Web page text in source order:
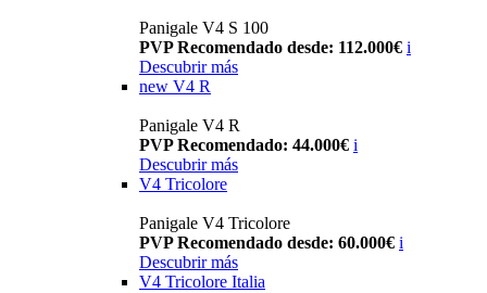
Panigale V4 S 100
PVP Recomendado desde: 112.000€ i
Descubrir más
new V4 R
Panigale V4 R
PVP Recomendado: 44.000€ i
Descubrir más
V4 Tricolore
Panigale V4 Tricolore
PVP Recomendado desde: 60.000€ i
Descubrir más
V4 Tricolore Italia